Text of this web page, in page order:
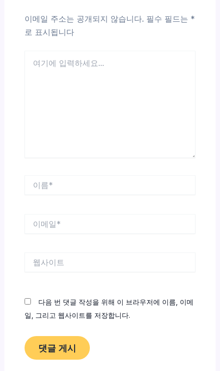
이메일 주소는 공개되지 않습니다. 필수 필드는 *
로 표시됩니다
다음 번 댓글 작성을 위해 이 브라우저에 이름, 이메
일, 그리고 웹사이트를 저장합니다.